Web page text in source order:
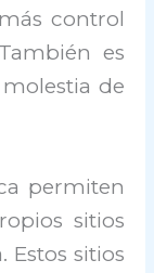
control
es
de
permiten
sitios
Estos sitios